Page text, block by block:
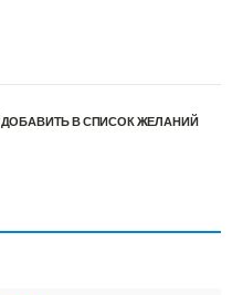
ДОБАВИТЬ В СПИСОК ЖЕЛАНИЙ